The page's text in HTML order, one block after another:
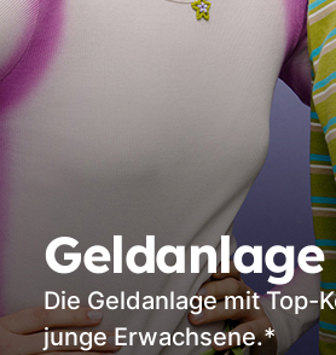
Geldanlage
Die Geldanlage mit Top-
junge Erwachsene.*